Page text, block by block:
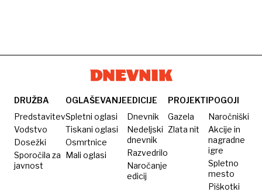
DRUŽBA
Predstavitev
Vodstvo
Dosežki
Sporočila za
javnost
OGLAŠEVANJE
Spletni oglasi
Tiskani oglasi
Osmrtnice
Mali oglasi
EDICIJE
Dnevnik
Nedeljski
dnevnik
Razvedrilo
Naročanje
edicij
PROJEKTI
Gazela
Zlata nit
POGOJI
Naročniški
Akcije in
nagradne
igre
Spletno
mesto
Piškotki